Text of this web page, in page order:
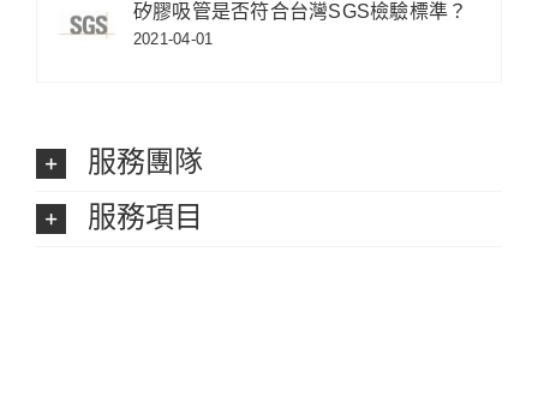
矽膠吸管是否符合台灣SGS檢驗標準？
2021-04-01
服務團隊
服務項目